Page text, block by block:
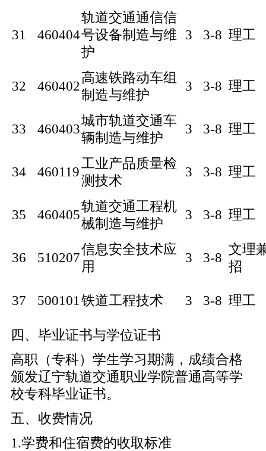
31 460404
轨道交通通信信
号设备制造与维
护
3 3-8 理工
32 460402
高速铁路动车组
制造与维护
3 3-8 理工
33 460403
城市轨道交通车
辆制造与维护
3 3-8 理工
34 460119
工业产品质量检
测技术
3 3-8 理工
35 460405
轨道交通工程机
械制造与维护
3 3-8 理工
36 510207
信息安全技术应
用
3 3-8
文理
招
37 500101 铁道工程技术 3 3-8 理工
四、毕业证书与学位证书
高职（专科）学生学习期满，成绩合格
颁发辽宁轨道交通职业学院普通高等学
校专科毕业证书。
五、收费情况
1.学费和住宿费的收取标准